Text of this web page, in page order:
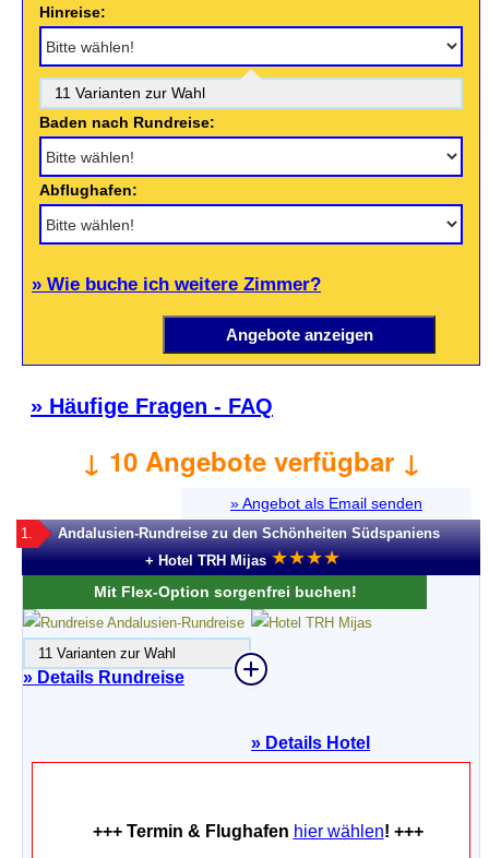
Hinreise:
11 Varianten zur Wahl
Baden nach Rundreise:
Abflughafen:
» Wie buche ich weitere Zimmer?
» Häufige Fragen - FAQ
↓ 10 Angebote verfügbar ↓
» Angebot als Email senden
1.
Andalusien-Rundreise zu den Schönheiten Südspaniens
+ Hotel TRH Mijas ★★★★
Mit Flex-Option sorgenfrei buchen!
» Details Rundreise
11 Varianten zur Wahl
» Details Hotel
+++ Termin & Flughafen hier wählen! +++